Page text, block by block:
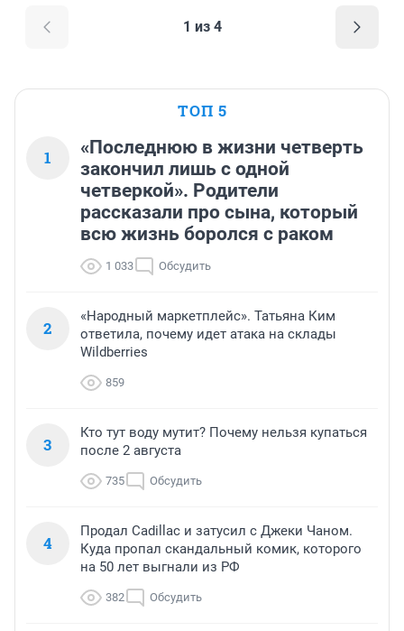
1 из 4
ТОП 5
1
«Последнюю в жизни четверть
закончил лишь с одной
четверкой». Родители
рассказали про сына, который
всю жизнь боролся с раком
1 033 Обсудить
2
«Народный маркетплейс». Татьяна Ким
ответила, почему идет атака на склады
Wildberries
859
3
Кто тут воду мутит? Почему нельзя купаться
после 2 августа
735 Обсудить
4
Продал Cadillac и затусил с Джеки Чаном.
Куда пропал скандальный комик, которого
на 50 лет выгнали из РФ
382 Обсудить